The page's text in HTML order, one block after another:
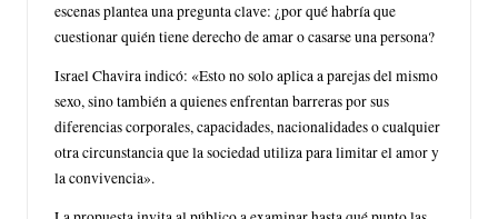
escenas plantea una pregunta clave: ¿por qué habría que
cuestionar quién tiene derecho de amar o casarse una persona?
Israel Chavira indicó: «Esto no solo aplica a parejas del mismo
sexo, sino también a quienes enfrentan barreras por sus
diferencias corporales, capacidades, nacionalidades o cualquier
otra circunstancia que la sociedad utiliza para limitar el amor y
la convivencia».